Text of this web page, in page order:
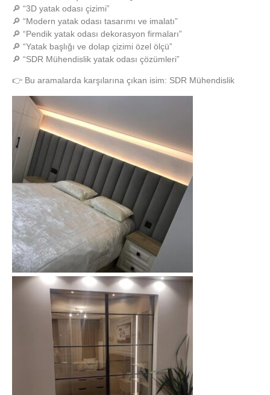
🔎 “3D yatak odası çizimi”
🔎 “Modern yatak odası tasarımı ve imalatı”
🔎 “Pendik yatak odası dekorasyon firmaları”
🔎 “Yatak başlığı ve dolap çizimi özel ölçü”
🔎 “SDR Mühendislik yatak odası çözümleri”
👉 Bu aramalarda karşılarına çıkan isim: SDR Mühendislik